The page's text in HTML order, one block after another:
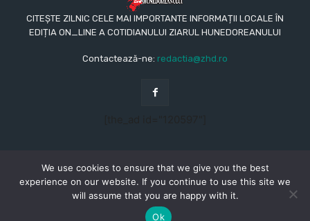
CITEȘTE ZILNIC CELE MAI IMPORTANTE INFORMAȚII LOCALE ÎN
EDIȚIA ON_LINE A COTIDIANULUI ZIARUL HUNEDOREANULUI
Contactează-ne: redactia@zhd.ro
© Copyright - 2015 - 2023 - Ziarul Hunedoreanului
TERMENI ȘI CONDIȚII
We use cookies to ensure that we give you the best
experience on our website. If you continue to use this site we
will assume that you are happy with it.
Ok